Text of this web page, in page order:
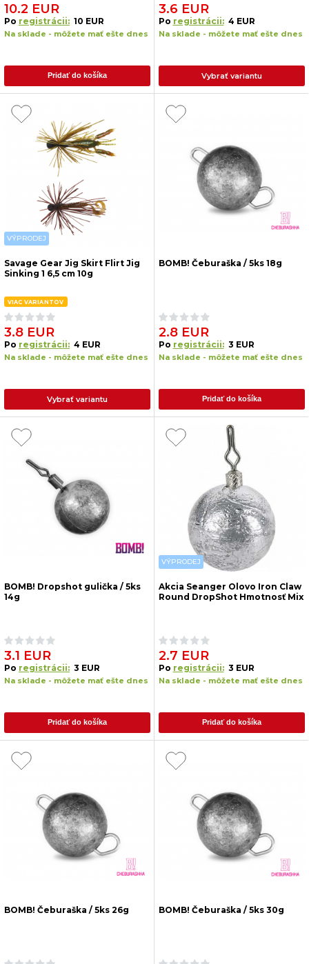
10.2 EUR
Po registrácii: 10 EUR
Na sklade - môžete mať ešte dnes
Pridať do košíka
3.6 EUR
Po registrácii: 4 EUR
Na sklade - môžete mať ešte dnes
Vybrať variantu
VÝPRODEJ
Savage Gear Jig Skirt Flirt Jig
Sinking 1 6,5 cm 10g
VIAC VARIANTOV
3.8 EUR
Po registrácii: 4 EUR
Na sklade - môžete mať ešte dnes
Vybrať variantu
BOMB! Čeburaška / 5ks 18g
2.8 EUR
Po registrácii: 3 EUR
Na sklade - môžete mať ešte dnes
Pridať do košíka
BOMB! Dropshot gulička / 5ks
14g
3.1 EUR
Po registrácii: 3 EUR
Na sklade - môžete mať ešte dnes
Pridať do košíka
VÝPRODEJ
Akcia Seanger Olovo Iron Claw
Round DropShot Hmotnosť Mix
2.7 EUR
Po registrácii: 3 EUR
Na sklade - môžete mať ešte dnes
Pridať do košíka
BOMB! Čeburaška / 5ks 26g BOMB! Čeburaška / 5ks 30g